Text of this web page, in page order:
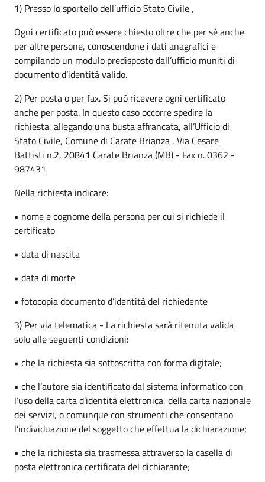
1) Presso lo sportello dell’ufficio Stato Civile ,
Ogni certificato può essere chiesto oltre che per sé anche
per altre persone, conoscendone i dati anagrafici e
compilando un modulo predisposto dall’ufficio muniti di
documento d’identità valido.
2) Per posta o per fax. Si può ricevere ogni certificato
anche per posta. In questo caso occorre spedire la
richiesta, allegando una busta affrancata, all’Ufficio di
Stato Civile, Comune di Carate Brianza , Via Cesare
Battisti n.2, 20841 Carate Brianza (MB) - Fax n. 0362 -
987431
Nella richiesta indicare:
• nome e cognome della persona per cui si richiede il
certificato
• data di nascita
• data di morte
• fotocopia documento d’identità del richiedente
3) Per via telematica - La richiesta sarà ritenuta valida
solo alle seguenti condizioni:
• che la richiesta sia sottoscritta con forma digitale;
• che l’autore sia identificato dal sistema informatico con
l’uso della carta d’identità elettronica, della carta nazionale
dei servizi, o comunque con strumenti che consentano
l’individuazione del soggetto che effettua la dichiarazione;
• che la richiesta sia trasmessa attraverso la casella di
posta elettronica certificata del dichiarante;